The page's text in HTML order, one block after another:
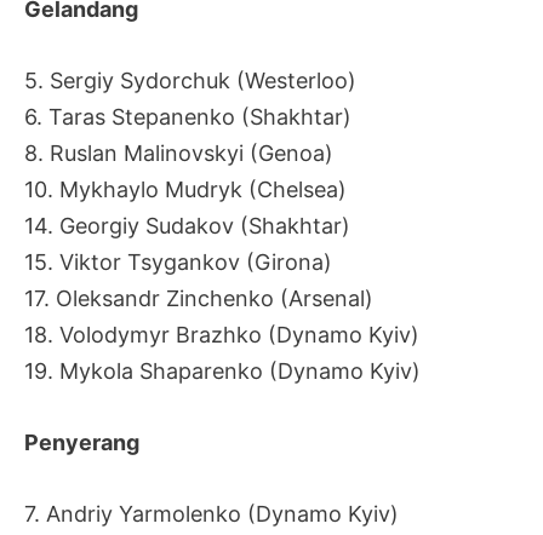
Gelandang
5. Sergiy Sydorchuk (Westerloo)
6. Taras Stepanenko (Shakhtar)
8. Ruslan Malinovskyi (Genoa)
10. Mykhaylo Mudryk (Chelsea)
14. Georgiy Sudakov (Shakhtar)
15. Viktor Tsygankov (Girona)
17. Oleksandr Zinchenko (Arsenal)
18. Volodymyr Brazhko (Dynamo Kyiv)
19. Mykola Shaparenko (Dynamo Kyiv)
Penyerang
7. Andriy Yarmolenko (Dynamo Kyiv)